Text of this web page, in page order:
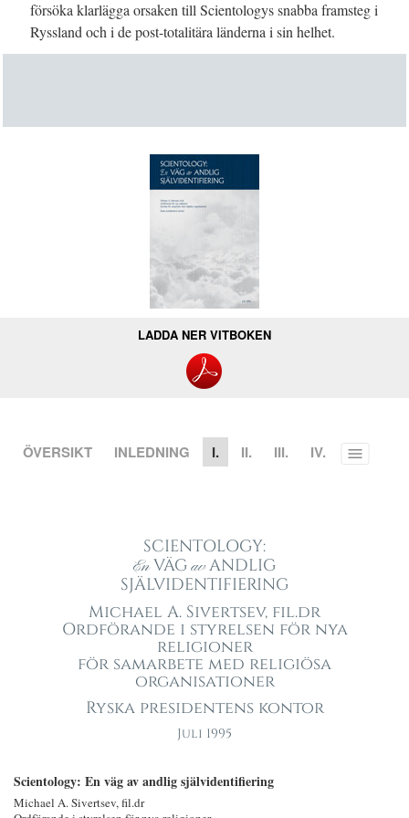
försöka klarlägga orsaken till Scientologys snabba framsteg i
Ryssland och i de post-totalitära länderna i sin helhet.
LADDA NER VITBOKEN
ÖVERSIKT INLEDNING I. II. III. IV.
Toggle
SCIENTOLOGY:
EnVÄGavANDLIG
SJÄLVIDENTIFIERING
Michael A. Sivertsev, fil.dr
Ordförande i styrelsen för nya
religioner
för samarbete med religiösa
organisationer
Ryska presidentens kontor
Juli 1995
Scientology: En väg av andlig självidentifiering
Michael A. Sivertsev, fil.dr